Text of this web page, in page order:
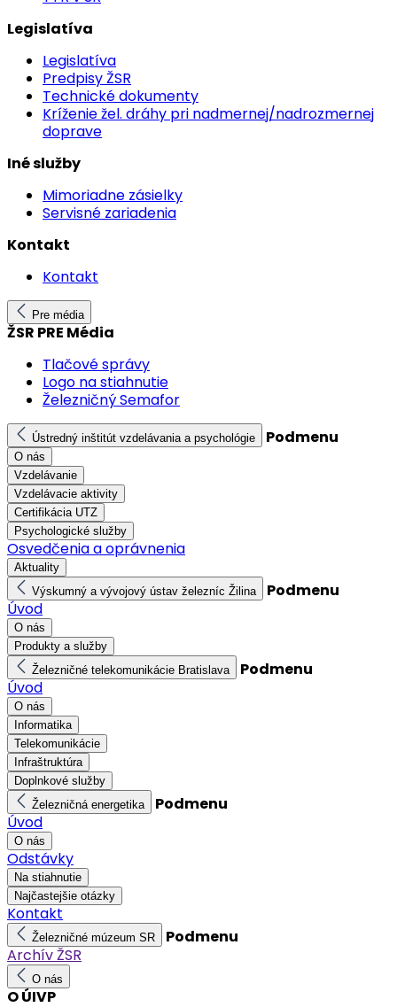
Legislatíva
Legislatíva
Predpisy ŽSR
Technické dokumenty
Kríženie žel. dráhy pri nadmernej/nadrozmernej
doprave
Iné služby
Mimoriadne zásielky
Servisné zariadenia
Kontakt
Kontakt
Pre média
ŽSR PRE Média
Tlačové správy
Logo na stiahnutie
Železničný Semafor
Ústredný inštitút vzdelávania a psychológie Podmenu
O nás
Vzdelávanie
Vzdelávacie aktivity
Certifikácia UTZ
Psychologické služby
Osvedčenia a oprávnenia
Aktuality
Výskumný a vývojový ústav železníc Žilina
Podmenu
Úvod
O nás
Produkty a služby
Železničné telekomunikácie Bratislava
Podmenu
Úvod
O nás
Informatika
Telekomunikácie
Infraštruktúra
Doplnkové služby
Železničná energetika
Podmenu
Úvod
O nás
Odstávky
Na stiahnutie
Najčastejšie otázky
Kontakt
Železničné múzeum SR
Podmenu
Archív ŽSR
O nás
O ÚIVP